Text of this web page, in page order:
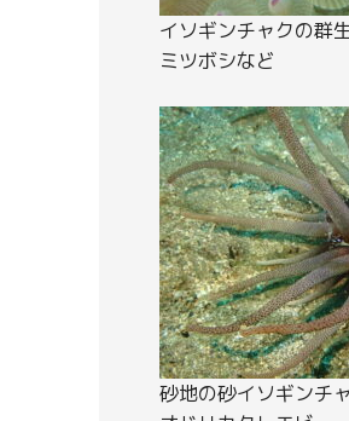
イソギンチャクの群
ミツボシなど
砂地の砂イソギンチ